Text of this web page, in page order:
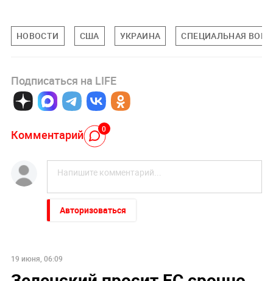
НОВОСТИ США УКРАИНА СПЕЦИАЛЬНАЯ
Подписаться на LIFE
Комментарий 0
Авторизоваться
19 июня, 06:09